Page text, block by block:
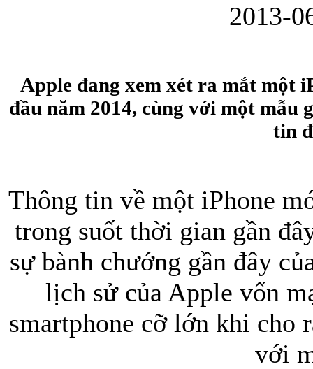
Bao da Samsung
Ốp lưng Samsung
Túi xách da
2013-
Apple đang xem xét ra mắt một
đầu năm 2014, cùng với một mẫu
tin
Thông tin về một iPhone
trong suốt thời gian gần
sự bành chướng gần đây
lịch sử của Apple vốn
smartphone cỡ lớn khi cho
với